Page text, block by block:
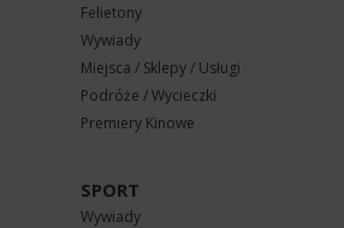
Felietony
Wywiady
Miejsca / Sklepy / Usługi
Podróże / Wycieczki
Premiery Kinowe
SPORT
Wywiady